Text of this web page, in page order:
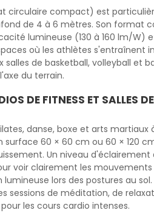
circulaire compact) est
de 4 à 6 mètres. Son format
lumineuse (130 à 160 lm/W)
où les athlètes s'entraînent
de basketball, volleyball et
du terrain.
DE FITNESS ET SALLES
danse, boxe et arts
surface 60 × 60 cm ou 60 × 120
Un niveau
voir clairement les mouvements
lors des postures au
sessions de méditation, de
les cours cardio intenses.